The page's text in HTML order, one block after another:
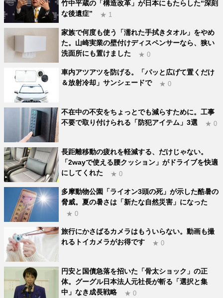
竹中平蔵の「構造改革」が日本にもたらした“深刻
な後遺症”
★ 1
家族で何度も使う「濡れた手拭きタオル」をやめ
た。山崎実業の壁付けディスペンサーなら、狭い
洗面所にも置けました
★ 0
車内アツアツを防げる。「パッと広げて置くだけ
＆放射冷却」サンシェードで
★ 0
不在中の不安をちょっとでも減らすために。工事
不要で取り付けられる「防犯アイテム」3選
★ 0
長距離移動の疲れを軽減する、だけじゃない。
「2wayで使える腰クッション」がドライブを快適
にしてくれた
★ 0
多摩動物公園「ライオン3頭の死」が示した酷暑の
脅威。夏の暑さは「新たな自然災害」になった
★ 0
旅行にかさばるカメラはもういらない。動画も撮
れるトイカメラがお得です
★ 0
円安と国債急落を招いた「骨太ショック」の正
体。グーグル日本法人元社長が斬る「選択と集
中」なき成長戦略
★ 0